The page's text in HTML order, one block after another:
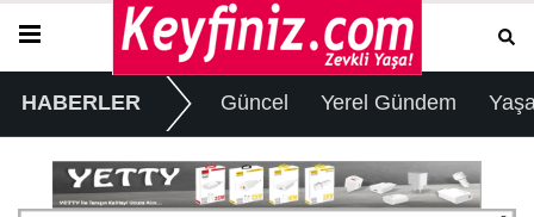
HABERLER Güncel Yerel Gündem